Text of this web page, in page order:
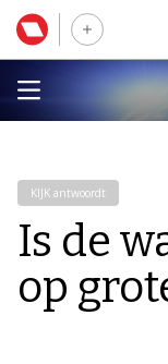
KIJK antwoordt
Is de
op